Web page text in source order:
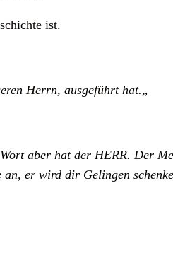
ist.
Herrn, ausgeführt hat.„
aber hat der HERR. Der
an, er wird dir Gelingen